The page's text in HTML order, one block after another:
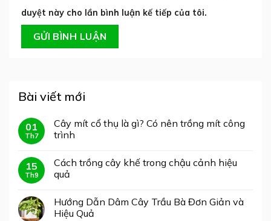
duyệt này cho lần bình luận kế tiếp của tôi.
Bài viết mới
01
Th7
Cây mít cổ thụ là gì? Có nên trồng mít công
trình
15
Th9
Cách trồng cây khế trong chậu cảnh hiệu
quả
Hướng Dẫn Dâm Cây Trầu Bà Đơn Giản và
Hiệu Quả